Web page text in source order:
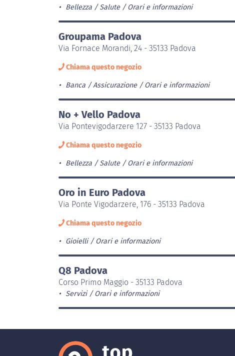
Bellezza / Salute Orari e informazioni
Groupama Padova
Via Fornace Morandi, 24 - 35133 Padova
Chiama questo negozio
Banca / Assicurazione Orari e informazioni
No + Vello Padova
Via Pontevigodarzere 127 - 35133 Padova
Chiama questo negozio
Bellezza / Salute Orari e informazioni
Oro in Euro Padova
Via Ponte Vigodarzere, 176 - 35133 Padova
Chiama questo negozio
Gioielli Orari e informazioni
Q8 Padova
Corso Primo Maggio - 35133 Padova
Servizi Orari e informazioni